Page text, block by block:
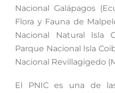
Nacional Galápagos
Flora y Fauna de
Nacional Natural Isla
Parque Nacional Isla
Nacional Revillagigedo
El PNIC es una de